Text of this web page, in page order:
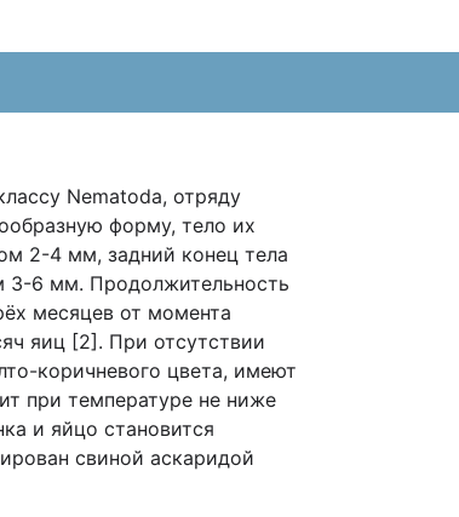
Nematoda, отряду
форму, тело их
2-4 мм, задний конец тела
3-6 мм. Продолжительность
месяцев от момента
яиц [2]. При отсутствии
коричневого цвета, имеют
при температуре не ниже
и яйцо становится
свиной аскаридой